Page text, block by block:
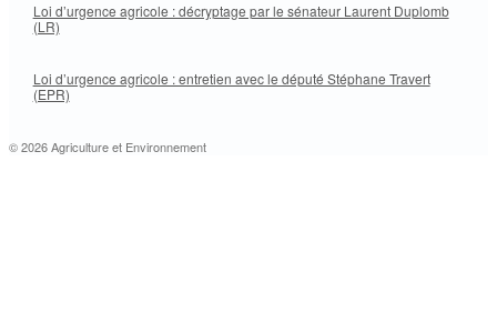
Loi d’urgence agricole : décryptage par le sénateur Laurent Duplomb
(LR)
Loi d’urgence agricole : entretien avec le député Stéphane Travert
(EPR)
© 2026 Agriculture et Environnement